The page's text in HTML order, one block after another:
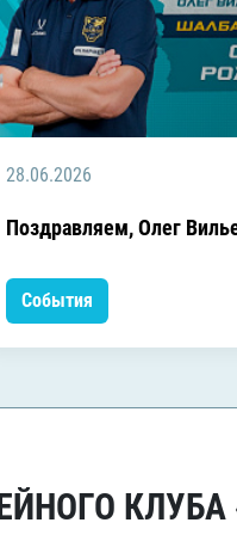
28.06.2026
Поздравляем, Олег
События
КЛУБА